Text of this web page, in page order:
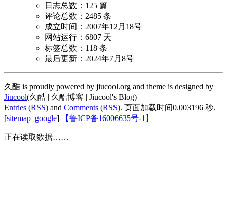
日志总数：125 篇
评论总数：2485 条
成立时间：2007年12月18号
网站运行：6807 天
标签总数：118 条
最后更新：2024年7月8号
久酷 is proudly powered by jiucool.org and theme is designed by
Jiucool(久酷 | 久酷博客 | Jiucool's Blog)
Entries (RSS) and Comments (RSS). 页面加载时间0.003196 秒.
[sitemap_google] 【鲁ICP备16006635号-1】
正在读取数据……